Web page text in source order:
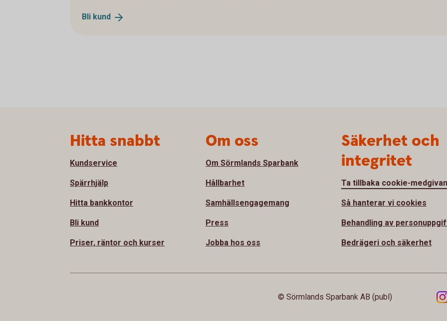
Bli kund
Hitta snabbt
Kundservice
Spärrhjälp
Hitta bankkontor
Bli kund
Priser, räntor och kurser
Om oss
Om Sörmlands Sparbank
Hållbarhet
Samhällsengagemang
Press
Jobba hos oss
Säkerhet och
integritet
Ta tillbaka cookie-
Så hanterar vi cookies
Behandling av
Bedrägeri och säkerhet
© Sörmlands Sparbank AB (publ)